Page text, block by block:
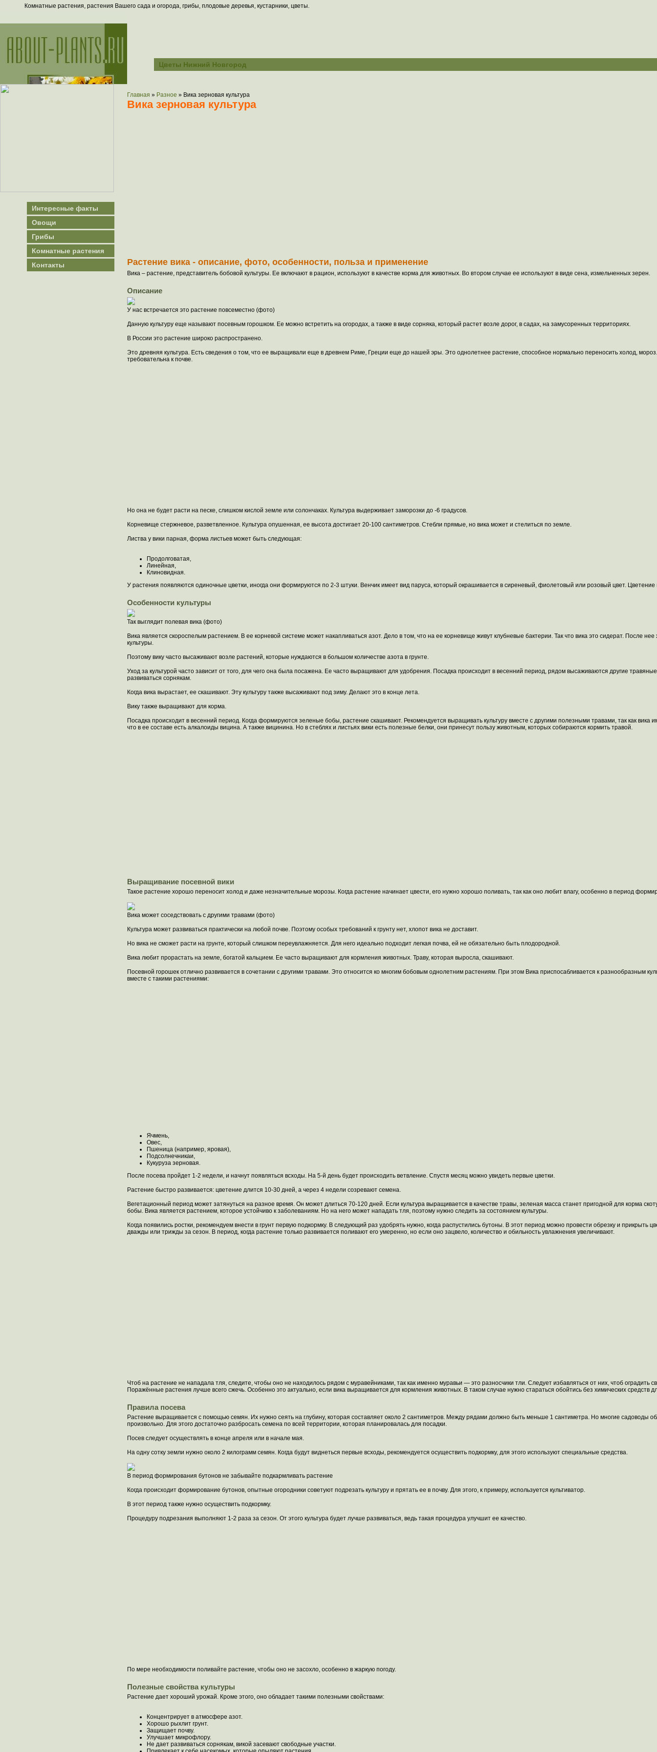
Комнатные растения, растения Вашего сада и огорода, грибы, плодовые деревья, кустарники, цветы.
Цветы Нижний Новгород
Интересные факты
Овощи
Грибы
Комнатные растения
Контакты
Главная » Разное » Вика зерновая культура
Вика зерновая культура
Растение вика - описание, фото, особенности, польза и применение
Вика – растение, представитель бобовой культуры. Ее включают в рацион, используют в качестве корма для животных. Во втором случае ее используют в виде сена, измельченных зерен.
Описание
У нас встречается это растение повсеместно (фото)
Данную культуру еще называют посевным горошком. Ее можно встретить на огородах, а также в виде сорняка, который растет возле дорог, в садах, на замусоренных территориях.
В России это растение широко распространено.
Это древняя культура. Есть сведения о том, что ее выращивали еще в древнем Риме, Греции еще до нашей эры. Это однолетнее растение, способное нормально переносить холод,
требовательна к почве.
Но она не будет расти на песке, слишком кислой земле или солончаках. Культура выдерживает заморозки до -6 градусов.
Корневище стержневое, разветвленное. Культура опушенная, ее высота достигает 20-100 сантиметров. Стебли прямые, но вика может и стелиться по земле.
Листва у вики парная, форма листьев может быть следующая:
Продолговатая,
Линейная,
Клиновидная.
У растения появляются одиночные цветки, иногда они формируются по 2-3 штуки. Венчик имеет вид паруса, который окрашивается в сиреневый, фиолетовый или розовый цвет. Цветение
Особенности культуры
Так выглядит полевая вика (фото)
Вика является скороспелым растением. В ее корневой системе может накапливаться азот. Дело в том, что на ее корневище живут клубневые бактерии. Так что вика это сидерат. После
культуры.
Поэтому вику часто высаживают возле растений, которые нуждаются в большом количестве азота в грунте.
Уход за культурой часто зависит от того, для чего она была посажена. Ее часто выращивают для удобрения. Посадка происходит в весенний период, рядом высаживаются другие
развиваться сорнякам.
Когда вика вырастает, ее скашивают. Эту культуру также высаживают под зиму. Делают это в конце лета.
Вику также выращивают для корма.
Посадка происходит в весенний период. Когда формируются зеленые бобы, растение скашивают. Рекомендуется выращивать культуру вместе с другими полезными травами, так как вика
что в ее составе есть алкалоиды вицина. А также вицинина. Но в стеблях и листьях вики есть полезные белки, они принесут пользу животным, которых собираются кормить травой.
Выращивание посевной вики
Такое растение хорошо переносит холод и даже незначительные морозы. Когда растение начинает цвести, его нужно хорошо поливать, так как оно любит влагу, особенно в период
Вика может соседствовать с другими травами (фото)
Культура может развиваться практически на любой почве. Поэтому особых требований к грунту нет, хлопот вика не доставит.
Но вика не сможет расти на грунте, который слишком переувлажняется. Для него идеально подходит легкая почва, ей не обязательно быть плодородной.
Вика любит прорастать на земле, богатой кальцием. Ее часто выращивают для кормления животных. Траву, которая выросла, скашивают.
Посевной горошек отлично развивается в сочетании с другими травами. Это относится ко многим бобовым однолетним растениям. При этом Вика приспосабливается к разнообразным
вместе с такими растениями:
Ячмень,
Овес,
Пшеница (например, яровая),
Подсолнечникаи,
Кукуруза зерновая.
После посева пройдет 1-2 недели, и начнут появляться всходы. На 5-й день будет происходить ветвление. Спустя месяц можно увидеть первые цветки.
Растение быстро развивается: цветение длится 10-30 дней, а через 4 недели созревают семена.
Вегетационный период может затянуться на разное время. Он может длиться 70-120 дней. Если культура выращивается в качестве травы, зеленая масса станет пригодной для корма
бобы. Вика является растением, которое устойчиво к заболеваниям. Но на него может нападать тля, поэтому нужно следить за состоянием культуры.
Когда появились ростки, рекомендуем внести в грунт первую подкормку. В следующий раз удобрять нужно, когда распустились бутоны. В этот период можно провести обрезку и прикрыть
дважды или трижды за сезон. В период, когда растение только развивается поливают его умеренно, но если оно зацвело, количество и обильность увлажнения увеличивают.
Чтоб на растение не нападала тля, следите, чтобы оно не находилось рядом с муравейниками, так как именно муравьи — это разносчики тли. Следует избавляться от них, чтоб оградить
Поражённые растения лучше всего сжечь. Особенно это актуально, если вика выращивается для кормления животных. В таком случае нужно стараться обойтись без химических средств
Правила посева
Растение выращивается с помощью семян. Их нужно сеять на глубину, которая составляет около 2 сантиметров. Между рядами должно быть меньше 1 сантиметра. Но многие садоводы
произвольно. Для этого достаточно разбросать семена по всей территории, которая планировалась для посадки.
Посев следует осуществлять в конце апреля или в начале мая.
На одну сотку земли нужно около 2 килограмм семян. Когда будут виднеться первые всходы, рекомендуется осуществить подкормку, для этого используют специальные средства.
В период формирования бутонов не забывайте подкармливать растение
Когда происходит формирование бутонов, опытные огородники советуют подрезать культуру и прятать ее в почву. Для этого, к примеру, используется культиватор.
В этот период также нужно осуществить подкормку.
Процедуру подрезания выполняют 1-2 раза за сезон. От этого культура будет лучше развиваться, ведь такая процедура улучшит ее качество.
По мере необходимости поливайте растение, чтобы оно не засохло, особенно в жаркую погоду.
Полезные свойства культуры
Растение дает хороший урожай. Кроме этого, оно обладает такими полезными свойствами:
Концентрирует в атмосфере азот.
Хорошо рыхлит грунт.
Защищает почву.
Улучшает микрофлору.
Не дает развиваться сорнякам, викой засевают свободные участки.